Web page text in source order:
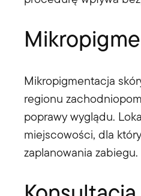
Mikropigmentacja
regionu
poprawy wyglądu.
miejscowości, dla
zaplanowania zabiegu.